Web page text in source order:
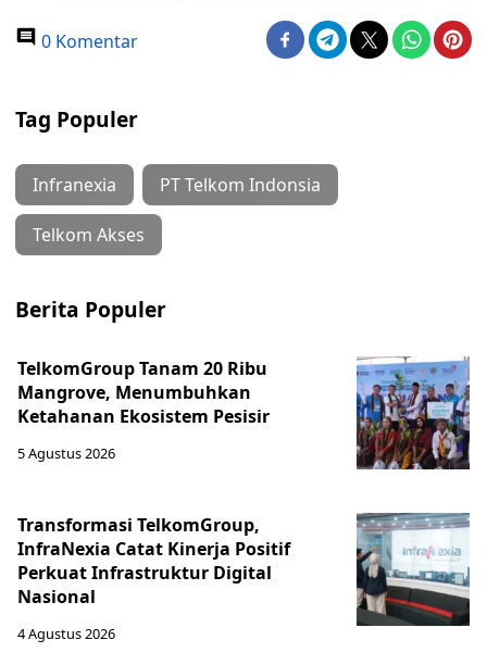
0 Komentar
Tag Populer
Infranexia PT Telkom Indonsia
Telkom Akses
Berita Populer
TelkomGroup Tanam 20 Ribu
Mangrove, Menumbuhkan
Ketahanan Ekosistem Pesisir
5 Agustus 2026
Transformasi TelkomGroup,
InfraNexia Catat Kinerja Positif
Perkuat Infrastruktur Digital
Nasional
4 Agustus 2026